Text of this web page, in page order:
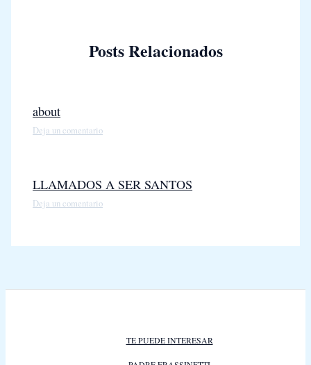
Posts Relacionados
about
Deja un comentario
LLAMADOS A SER SANTOS
Deja un comentario
TE PUEDE INTERESAR